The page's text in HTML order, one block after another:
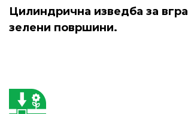
Цилиндрична изведба за
зелени површини.